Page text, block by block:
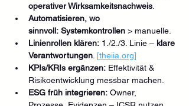
operativer Wirksamkeitsnachweis
Automatisieren, wo
sinnvoll: Systemkontrollen > manuelle.
Linienrollen klären: 1./2./3. Linie – klare
Verantwortungen [theiia.org]
KPIs/KRIs ergänzen: Effektivität &
Risikoentwicklung messbar machen.
ESG früh integrieren: Owner,